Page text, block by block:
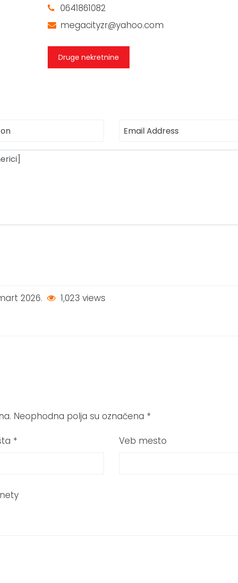
0641861082
megacityzr@yahoo.com
Druge nekretnine
2026. 1,023 views
Neophodna polja su označena *
* Veb mesto